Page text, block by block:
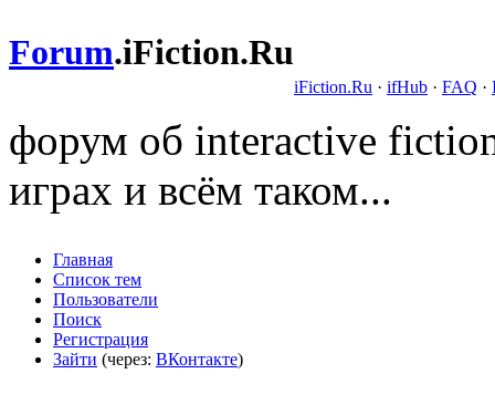
Forum.iFiction.Ru
iFiction.Ru · ifHub · FAQ ·
форум об interactive
играх и всём таком...
Главная
Список тем
Пользователи
Поиск
Регистрация
Зайти (через: ВКонтакте)